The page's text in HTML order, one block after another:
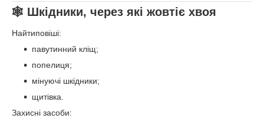
🕸 Шкідники, через які жовтіє хвоя
Найтиповіші:
павутинний кліщ;
попелиця;
мінуючі шкідники;
щитівка.
Захисні засоби: